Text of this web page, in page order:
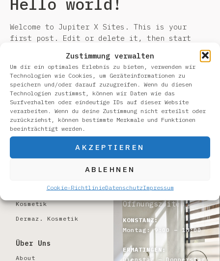
Zustimmung verwalten
Um dir ein optimales Erlebnis zu bieten, verwenden wir
Technologien wie Cookies, um Geräteinformationen zu
speichern und/oder darauf zuzugreifen. Wenn du diesen
Technologien zustimmst, können wir Daten wie das
Surfverhalten oder eindeutige IDs auf dieser Website
verarbeiten. Wenn du deine Zustimmung nicht erteilst oder
zurückziehst, können bestimmte Merkmale und Funktionen
beeinträchtigt werden.
AKZEPTIEREN
ABLEHNEN
Cookie-RichtlinieDatenschutzImpressum
Welcome to Jupiter X Sites . This is your
first post. Edit or delete it, then start
Programm
Kosmetik
Dermaz. Kosmetik
Über Uns
About
Öffnungszeiten
KONSTANZ:
Montag: 9:00 – 18:00
ERMATINGEN:
Dienstag – Donnerstag: